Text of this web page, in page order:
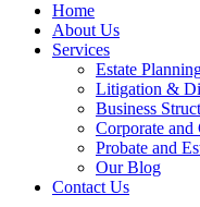
Home
About Us
Services
Estate
Litigation &
Business
Corporate
Probate and
Our Blog
Contact Us